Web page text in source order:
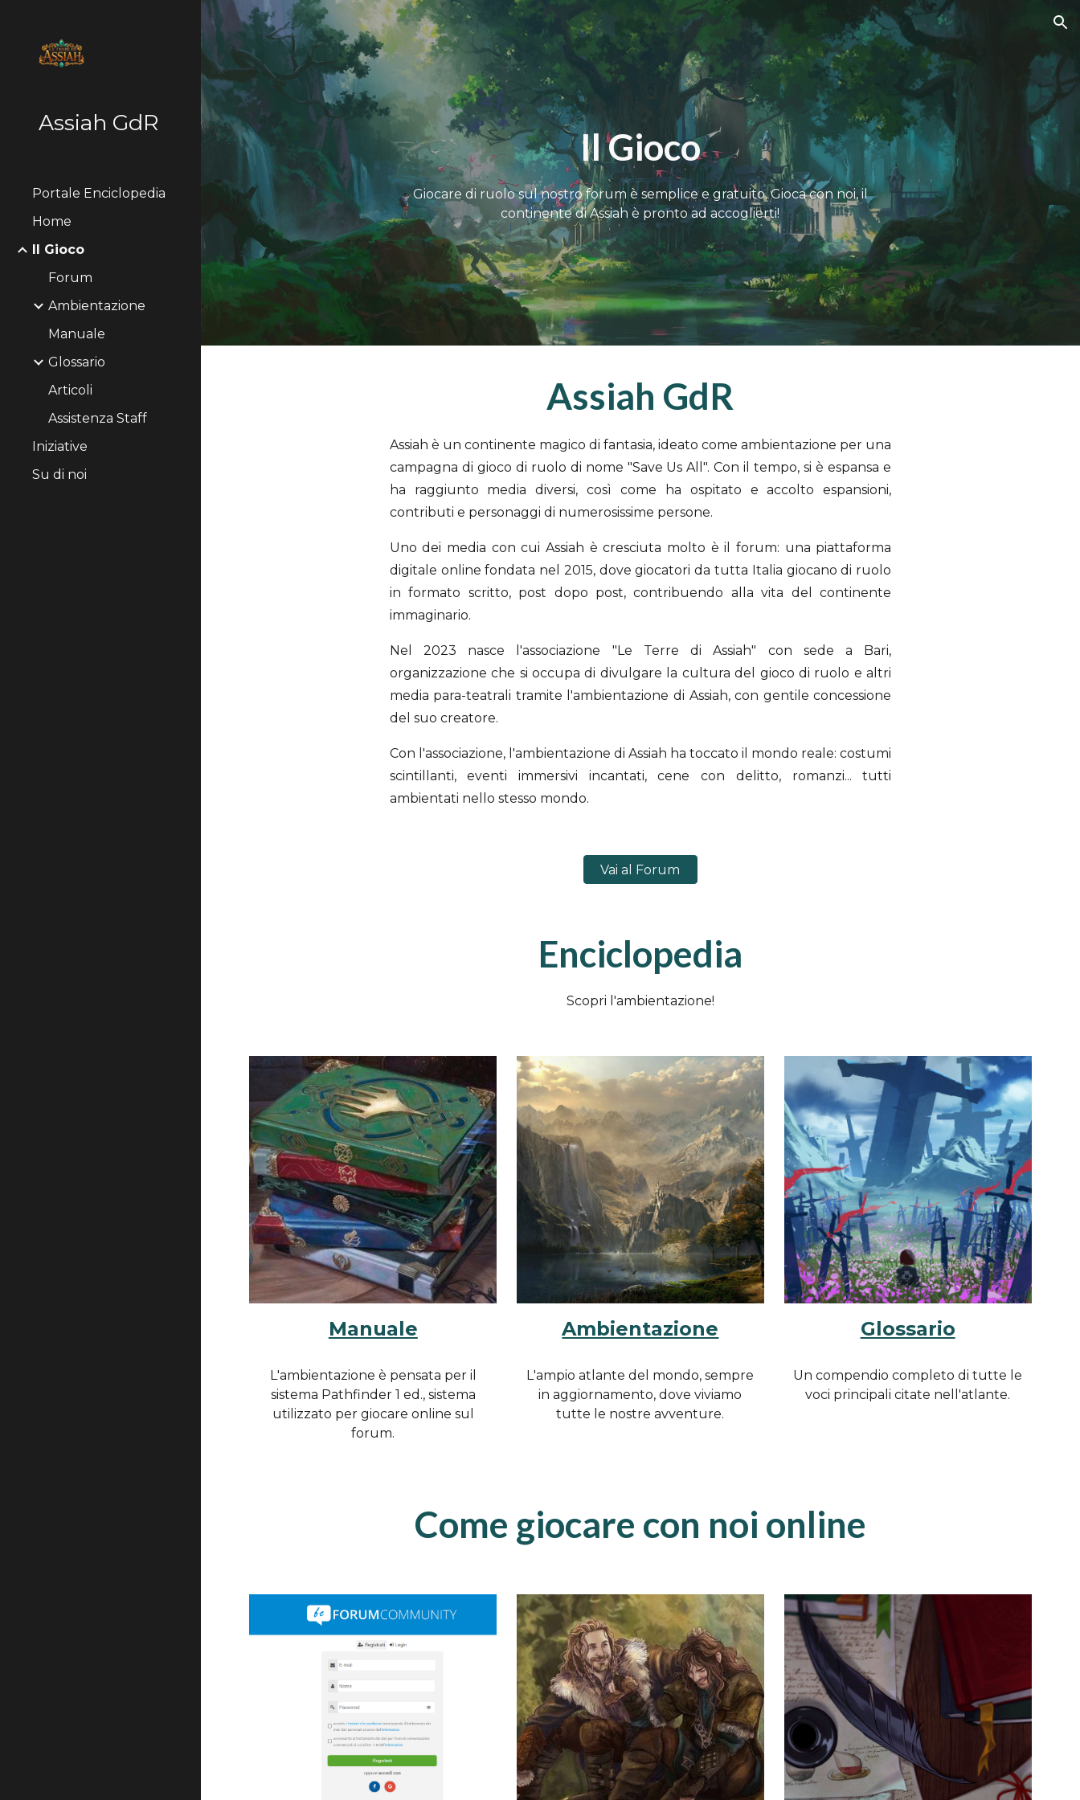
Skip to main content Skip to navigation
Assiah GdR
Portale Enciclopedia
Home
Il Gioco
Forum
Ambientazione
Manuale
Glossario
Articoli
Assistenza Staff
Iniziative
Su di noi
Il Gioco
Giocare di ruolo sul nostro forum è semplice e gratuito. Gioca con noi, il
continente di Assiah è pronto ad accoglierti!
Assiah GdR
Assiah è un continente magico di fantasia, ideato come ambientazione per una
campagna di gioco di ruolo di nome "Save Us All". Con il tempo, si è espansa e
ha raggiunto media diversi, così come ha ospitato e accolto espansioni,
contributi e personaggi di numerosissime persone.
Uno dei media con cui Assiah è cresciuta molto è il forum: una piattaforma
digitale online fondata nel 2015, dove giocatori da tutta Italia giocano di ruolo
in formato scritto, post dopo post, contribuendo alla vita del continente
immaginario.
Nel 2023 nasce l'associazione "Le Terre di Assiah" con sede a Bari,
organizzazione che si occupa di divulgare la cultura del gioco di ruolo e altri
media para-teatrali tramite l'ambientazione di Assiah, con gentile concessione
del suo creatore.
Con l'associazione, l'ambientazione di Assiah ha toccato il mondo reale: costumi
scintillanti, eventi immersivi incantati, cene con delitto, romanzi... tutti
ambientati nello stesso mondo.
Vai al Forum
Enciclopedia
Scopri l'ambientazione!
Manuale
L'ambientazione è pensata per il
sistema Pathfinder 1 ed., sistema
utilizzato per giocare online sul
forum.
Ambientazione
L'ampio atlante del mondo, sempre
in aggiornamento, dove viviamo
tutte le nostre avventure.
Glossario
Un compendio completo di tutte le
voci principali citate nell'atlante.
Come giocare con noi online